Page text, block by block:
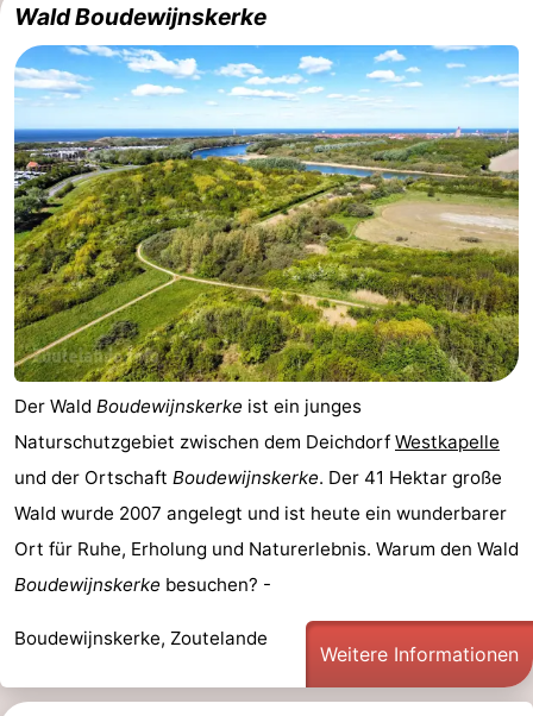
Wald Boudewijnskerke
Der Wald Boudewijnskerke ist ein junges
Naturschutzgebiet zwischen dem Deichdorf Westkapelle
und der Ortschaft Boudewijnskerke. Der 41 Hektar große
Wald wurde 2007 angelegt und ist heute ein wunderbarer
Ort für Ruhe, Erholung und Naturerlebnis. Warum den Wald
Boudewijnskerke besuchen? -
Boudewijnskerke, Zoutelande
Weitere Informationen